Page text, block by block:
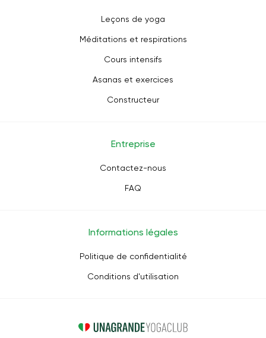
Leçons de yoga
Méditations et respirations
Cours intensifs
Asanas et exercices
Constructeur
Entreprise
Contactez-nous
FAQ
Informations légales
Politique de confidentialité
Conditions d'utilisation